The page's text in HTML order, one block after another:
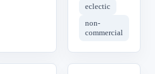
eclectic
non-
commercial